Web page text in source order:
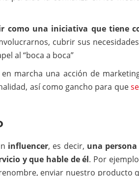
como una iniciativa que tiene
cubrir sus
al “boca a boca”
marcha una acción de
así como gancho para que
influencer, es decir, una
y que hable de él. Por
enviar nuestro producto